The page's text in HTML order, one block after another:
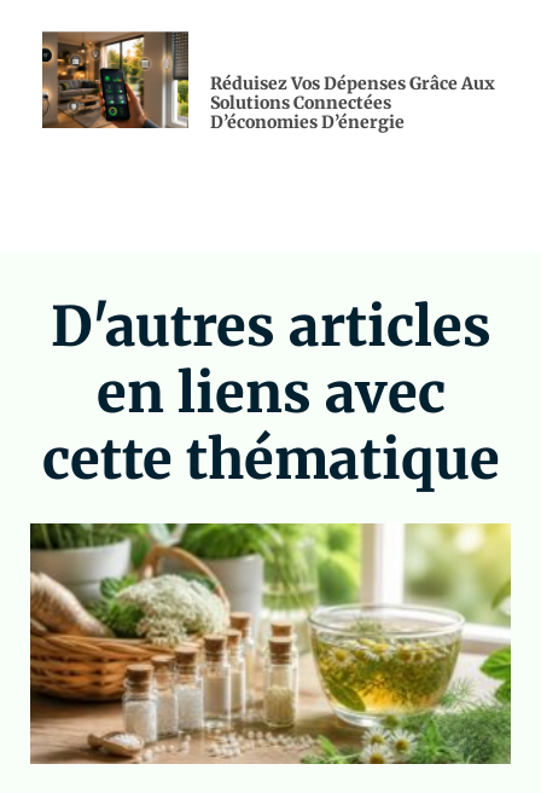
Réduisez Vos Dépenses Grâce Aux
Solutions Connectées
D’économies D’énergie
D'autres articles
en liens avec
cette thématique